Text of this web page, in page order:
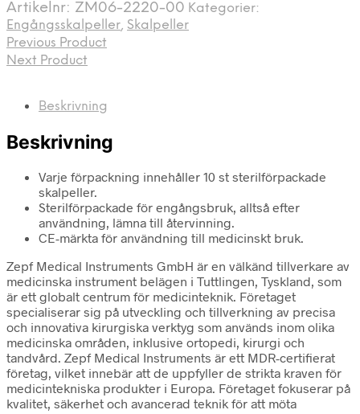
Artikelnr: ZM06-2220-00 Kategorier:
Engångsskalpeller, Skalpeller
Previous Product
Next Product
Beskrivning
Beskrivning
Varje förpackning innehåller 10 st sterilförpackade
skalpeller.
Sterilförpackade för engångsbruk, alltså efter
användning, lämna till återvinning.
CE-märkta för användning till medicinskt bruk.
Zepf Medical Instruments GmbH är en välkänd tillverkare av
medicinska instrument belägen i Tuttlingen, Tyskland, som
är ett globalt centrum för medicinteknik. Företaget
specialiserar sig på utveckling och tillverkning av precisa
och innovativa kirurgiska verktyg som används inom olika
medicinska områden, inklusive ortopedi, kirurgi och
tandvård. Zepf Medical Instruments är ett MDR-certifierat
företag, vilket innebär att de uppfyller de strikta kraven för
medicintekniska produkter i Europa. Företaget fokuserar på
kvalitet, säkerhet och avancerad teknik för att möta